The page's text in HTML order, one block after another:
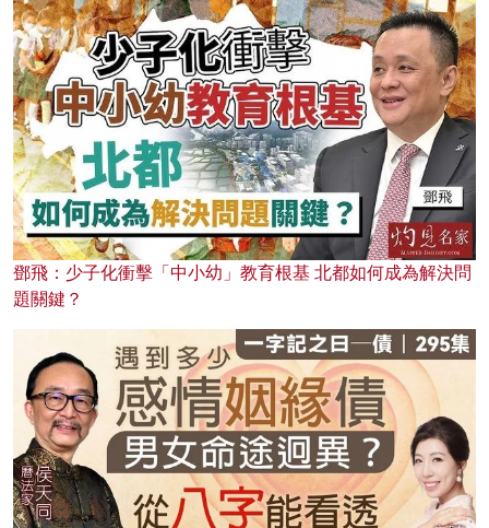
鄧飛：少子化衝擊「中小幼」教育根基 北都如何成為解決問
題關鍵？